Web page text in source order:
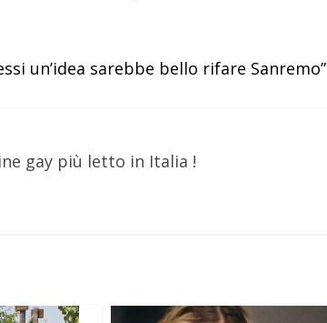
un’idea sarebbe bello rifare Sanremo”
gay più letto in Italia !